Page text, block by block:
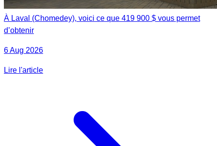
À Laval (Chomedey), voici ce que 419 900 $ vous permet
d’obtenir
6 Aug 2026
Lire l'article